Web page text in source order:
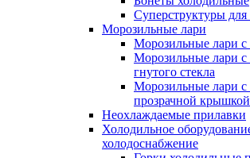
Суперструктуры для
Морозильные лари
Морозильные лари
Морозильные лари
гнутого стекла
Морозильные лари с
прозрачной крышкой
Неохлаждаемые прилавки
Холодильное
холодоснабжение